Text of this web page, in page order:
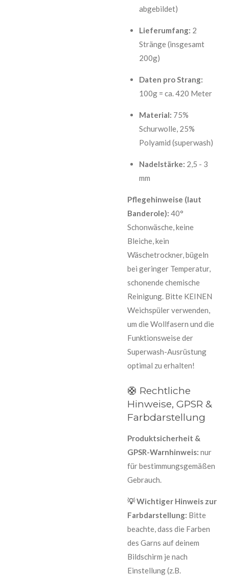
abgebildet)
Lieferumfang: 2
Stränge (insgesamt
200g)
Daten pro Strang:
100g = ca. 420 Meter
Material: 75%
Schurwolle, 25%
Polyamid (superwash)
Nadelstärke: 2,5 - 3
mm
Pflegehinweise (laut
Banderole): 40°
Schonwäsche, keine
Bleiche, kein
Wäschetrockner, bügeln
bei geringer Temperatur,
schonende chemische
Reinigung. Bitte KEINEN
Weichspüler verwenden,
um die Wollfasern und die
Funktionsweise der
Superwash-Ausrüstung
optimal zu erhalten!
🛟 Rechtliche
Hinweise, GPSR &
Farbdarstellung
Produktsicherheit &
GPSR-Warnhinweis: nur
für bestimmungsgemäßen
Gebrauch.
💡 Wichtiger Hinweis zur
Farbdarstellung: Bitte
beachte, dass die Farben
des Garns auf deinem
Bildschirm je nach
Einstellung (z.B.